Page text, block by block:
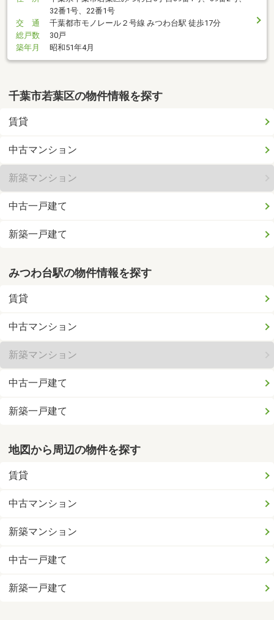
32番1号、22番1号
交 通
千葉都市モノレール２号線 みつわ台駅 徒歩17分
総戸数
30戸
築年月
昭和51年4月
千葉市若葉区の物件情報を探す
賃貸
中古マンション
新築マンション
中古一戸建て
新築一戸建て
みつわ台駅の物件情報を探す
賃貸
中古マンション
新築マンション
中古一戸建て
新築一戸建て
地図から周辺の物件を探す
賃貸
中古マンション
新築マンション
中古一戸建て
新築一戸建て